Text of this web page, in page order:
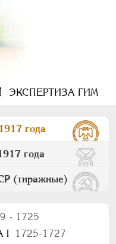
ЭКСПЕРТИЗА ГИМ
года
года
(тиражные)
- 1725
I
1725-1727